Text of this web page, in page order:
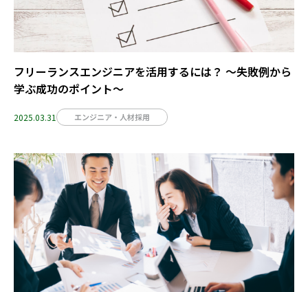
フリーランスエンジニアを活用するには？ ～失敗例から
学ぶ成功のポイント～
2025.03.31 エンジニア・人材採用